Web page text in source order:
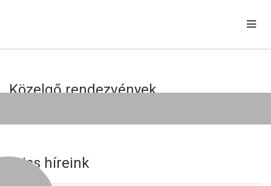
Közelgő rendezvények
Friss híreink